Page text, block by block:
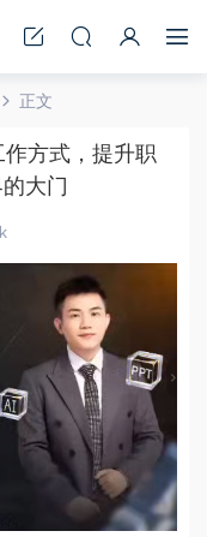
正文
方式，提升职
大门